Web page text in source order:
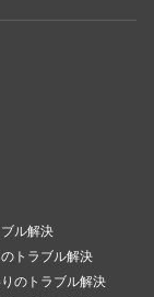
ル解決
トラブル解決
のトラブル解決